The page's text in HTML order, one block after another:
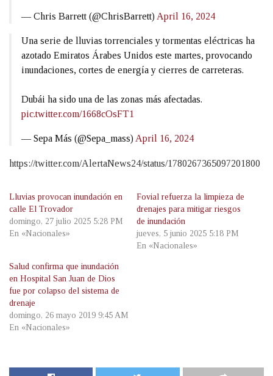
— Chris Barrett (@ChrisBarrett) April 16, 2024
Una serie de lluvias torrenciales y tormentas eléctricas ha
azotado Emiratos Árabes Unidos este martes, provocando
inundaciones, cortes de energía y cierres de carreteras.
Dubái ha sido una de las zonas más afectadas.
pic.twitter.com/1668cOsFT1
— Sepa Más (@Sepa_mass) April 16, 2024
https://twitter.com/AlertaNews24/status/1780267365097201800
Lluvias provocan inundación en
calle El Trovador
domingo, 27 julio 2025 5:28 PM
En «Nacionales»
Fovial refuerza la limpieza de
drenajes para mitigar riesgos
de inundación
jueves, 5 junio 2025 5:18 PM
En «Nacionales»
Salud confirma que inundación
en Hospital San Juan de Dios
fue por colapso del sistema de
drenaje
domingo, 26 mayo 2019 9:45 AM
En «Nacionales»